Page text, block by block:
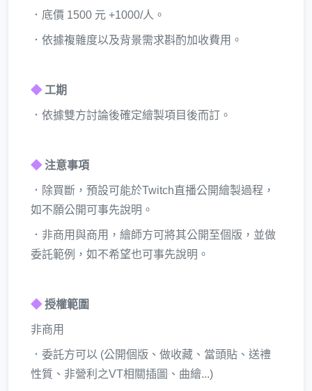
．底價 1500 元 +1000/人。
．依據複雜度以及背景需求斟酌加收費用。
◆工期
．依據雙方討論後確定繪製項目後而訂。
◆注意事項
．除買斷，預設可能於Twitch直播公開繪製過程，
如不願公開可事先說明。
．非商用與商用，繪師方可將其公開至個版，並做
委託範例，如不希望也可事先說明。
◆授權範圍
非商用
．委託方可以 (公開個版、做收藏、當頭貼、送禮
性質、非營利之VT相關插圖、曲繪...)